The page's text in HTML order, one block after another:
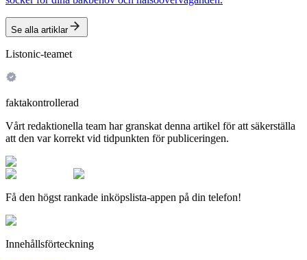
Se alla artiklar
Listonic-teamet
faktakontrollerad
Vårt redaktionella team har granskat denna artikel för att säkerställa
att den var korrekt vid tidpunkten för publiceringen.
Få den högst rankade inköpslista-appen på din telefon!
Innehållsförteckning